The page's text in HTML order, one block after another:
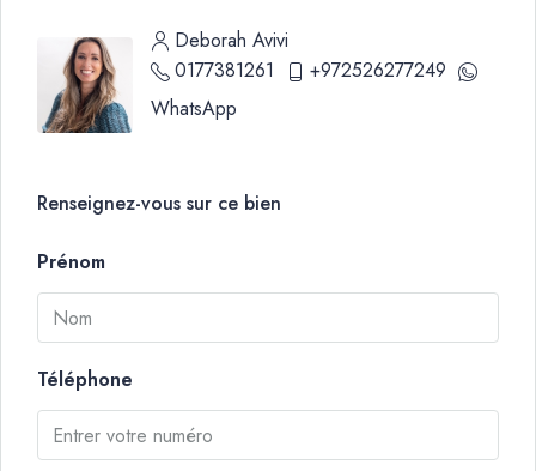
Deborah Avivi
0177381261
+972526277249
WhatsApp
Renseignez-vous sur ce bien
Prénom
Téléphone